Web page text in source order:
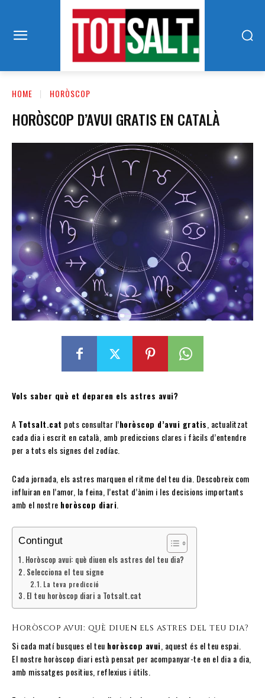
HOME HORÒSCOP
HORÒSCOP D’AVUI GRATIS EN CATALÀ
Vols saber què et deparen els astres avui?
A Totsalt.cat pots consultar l’horòscop d’avui gratis, actualitzat
cada dia i escrit en català, amb prediccions clares i fàcils d’entendre
per a tots els signes del zodíac.
Cada jornada, els astres marquen el ritme del teu dia. Descobreix com
influiran en l’amor, la feina, l’estat d’ànim i les decisions importants
amb el nostre horòscop diari.
Contingut
Horòscop avui: què diuen els astres del teu dia?
Selecciona el teu signe
La teva predicció
El teu horòscop diari a Totsalt.cat
Horòscop avui: què diuen els astres del teu dia?
Si cada matí busques el teu horòscop avui, aquest és el teu espai.
El nostre horòscop diari està pensat per acompanyar-te en el dia a dia,
amb missatges positius, reflexius i útils.